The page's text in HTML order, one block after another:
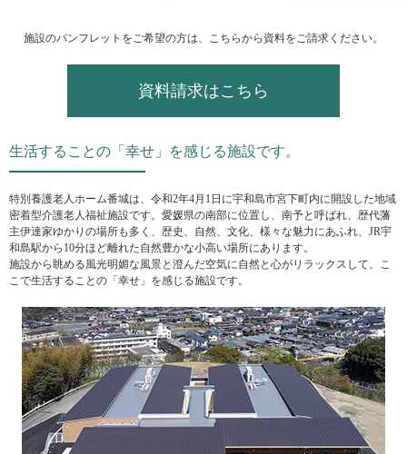
施設のパンフレットをご希望の方は、こちらから資料をご請求ください。
資料請求はこちら
生活することの「幸せ」を感じる施設です。
特別養護老人ホーム番城は、令和2年4月1日に宇和島市宮下町内に開設した地域
密着型介護老人福祉施設です。愛媛県の南部に位置し、南予と呼ばれ、歴代藩
主伊達家ゆかりの場所も多く、歴史、自然、文化、様々な魅力にあふれ、JR宇
和島駅から10分ほど離れた自然豊かな小高い場所にあります。
施設から眺める風光明媚な風景と澄んだ空気に自然と心がリラックスして、こ
こで生活することの「幸せ」を感じる施設です。